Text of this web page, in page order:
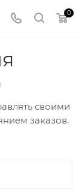
0
своими
заказов.